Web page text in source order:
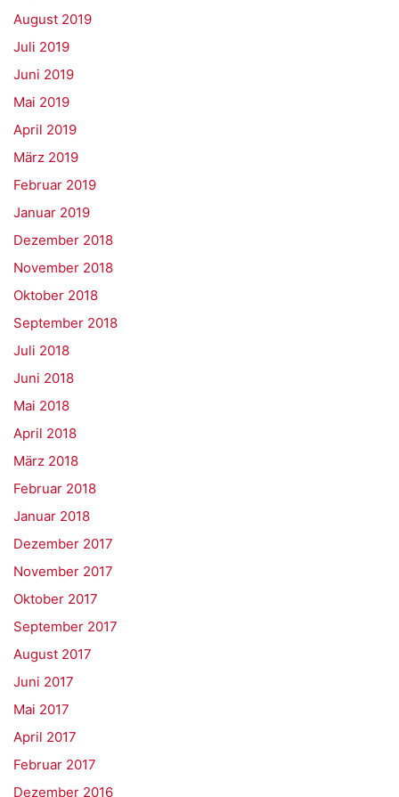
August 2019
Juli 2019
Juni 2019
Mai 2019
April 2019
März 2019
Februar 2019
Januar 2019
Dezember 2018
November 2018
Oktober 2018
September 2018
Juli 2018
Juni 2018
Mai 2018
April 2018
März 2018
Februar 2018
Januar 2018
Dezember 2017
November 2017
Oktober 2017
September 2017
August 2017
Juni 2017
Mai 2017
April 2017
Februar 2017
Dezember 2016